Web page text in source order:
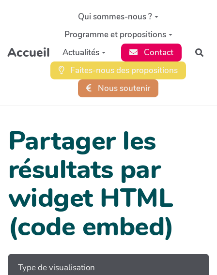
Aller au contenu principal
Accueil
Qui sommes-nous ?
Programme et propositions
Actualités
Contact
Faites-nous des propositions
Nous soutenir
Partager les
résultats par
widget HTML
(code embed)
Type de visualisation